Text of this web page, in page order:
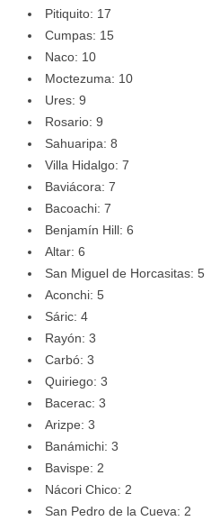
Pitiquito: 17
Cumpas: 15
Naco: 10
Moctezuma: 10
Ures: 9
Rosario: 9
Sahuaripa: 8
Villa Hidalgo: 7
Baviácora: 7
Bacoachi: 7
Benjamín Hill: 6
Altar: 6
San Miguel de Horcasitas: 5
Aconchi: 5
Sáric: 4
Rayón: 3
Carbó: 3
Quiriego: 3
Bacerac: 3
Arizpe: 3
Banámichi: 3
Bavispe: 2
Nácori Chico: 2
San Pedro de la Cueva: 2